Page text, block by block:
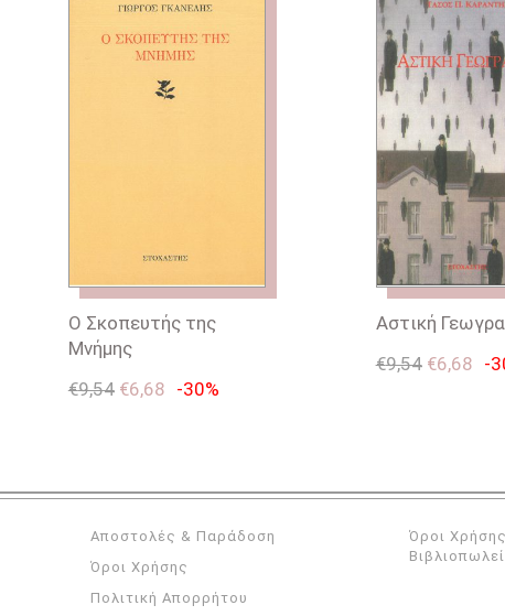
Ο Σκοπευτής της
Μνήμης
€9,54 €6,68 -30%
Αστική
€9,54 €6,68 -
Αποστολές & Παράδοση
Όροι Χρήσης
Πολιτική Απορρήτου
Όροι